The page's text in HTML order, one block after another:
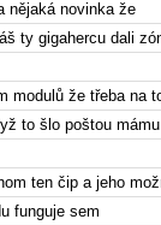
nějaká novinka že
ty gigahercu dali
modulů že třeba na
to šlo poštou
ten čip a jeho
funguje sem